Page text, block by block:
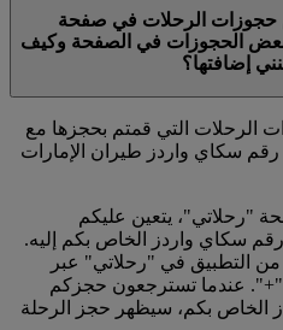
حجوزات الرحلات في صفحة
بعض الحجوزات في الصفحة وكيف
إضافتها؟
الرحلات التي قمتم بحجزها مع
رقم سكاي واردز طيران الإمارات
"رحلاتي"، يتعين عليكم
سكاي واردز الخاص بكم إليه.
من التطبيق في "رحلاتي" عبر
عندما تسترجعون حجزكم
الخاص بكم، سيظهر حجز الرحلة